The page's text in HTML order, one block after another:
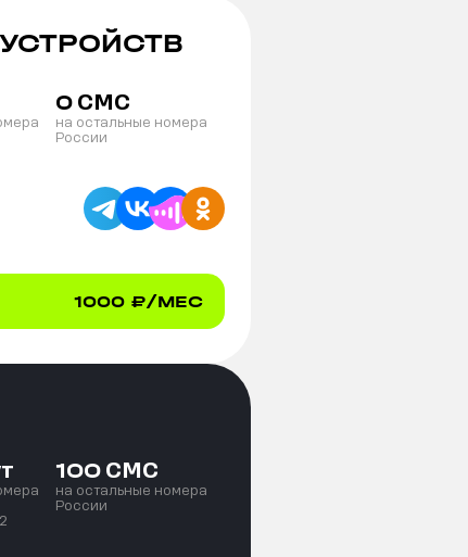
0 СМС
на остальные номера
России
1000 ₽/МЕС
100 СМС
на остальные номера
России